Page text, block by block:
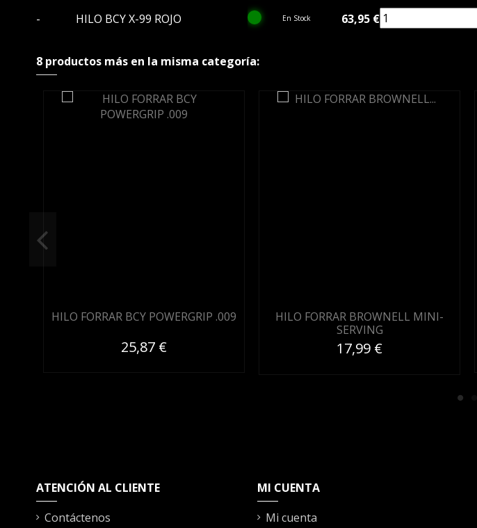
- HILO BCY X-99 ROJO En Stock 63,95 €
8 productos más en la misma categoría:
HILO FORRAR BCY POWERGRIP .009
25,87 €
HILO FORRAR BROWNELL MINI-
SERVING
17,99 €
ATENCIÓN AL CLIENTE
Contáctenos
MI CUENTA
Mi cuenta